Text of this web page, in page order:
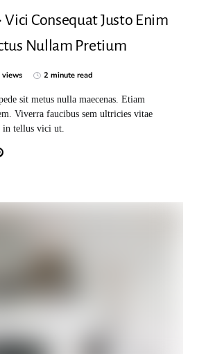
Vici Consequat Justo Enim
Nullam Pretium
2 minute read
sit metus nulla maecenas. Etiam
Viverra faucibus sem ultricies vitae
in tellus vici ut.